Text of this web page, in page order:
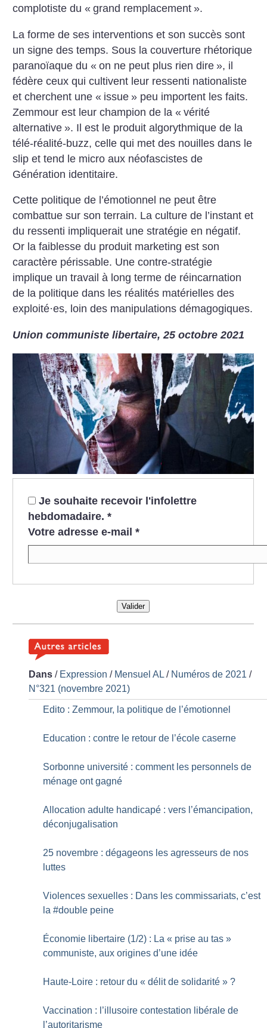
complotiste du « grand remplacement ».
La forme de ses interventions et son succès sont
un signe des temps. Sous la couverture rhétorique
paranoïaque du « on ne peut plus rien dire », il
fédère ceux qui cultivent leur ressenti nationaliste
et cherchent une « issue » peu importent les faits.
Zemmour est leur champion de la « vérité
alternative ». Il est le produit algorythmique de la
télé-réalité-buzz, celle qui met des nouilles dans le
slip et tend le micro aux néofascistes de
Génération identitaire.
Cette politique de l’émotionnel ne peut être
combattue sur son terrain. La culture de l’instant et
du ressenti impliquerait une stratégie en négatif.
Or la faiblesse du produit marketing est son
caractère périssable. Une contre-stratégie
implique un travail à long terme de réincarnation
de la politique dans les réalités matérielles des
exploité·es, loin des manipulations démagogiques.
Union communiste libertaire, 25 octobre 2021
Je souhaite recevoir l'infolettre
hebdomadaire. *
Votre adresse e-mail *
Valider
Dans / Expression / Mensuel AL / Numéros de 2021 /
N°321 (novembre 2021)
Edito : Zemmour, la politique de l’émotionnel
Education : contre le retour de l’école caserne
Sorbonne université : comment les personnels de
ménage ont gagné
Allocation adulte handicapé : vers l’émancipation,
déconjugalisation
25 novembre : dégageons les agresseurs de nos
luttes
Violences sexuelles : Dans les commissariats, c’est
la #double peine
Économie libertaire (1/2) : La « prise au tas »
communiste, aux origines d’une idée
Haute-Loire : retour du « délit de solidarité » ?
Vaccination : l’illusoire contestation libérale de
l’autoritarisme